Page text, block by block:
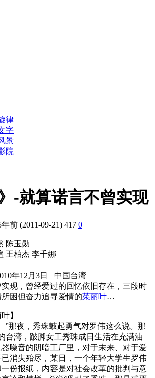
律
字
景
院
-就算诺言不曾实现
年前 (2011-09-21) 417 0
陈玉勋
王柏杰 李千娜
年12月3日 中国台湾
现，曾经爱过的回忆依旧存在，三段时
困但奋力追寻爱情的茱丽叶…
】
”那夜，秀珠鼓起勇气对罗伟这么说。那
台湾，跛脚女工秀珠成日生活在充满油
噪音的阴暗工厂里，对于未来、对于爱
消失殆尽，某日，一个年轻大学生罗伟
份报纸，内容是对社会改革的批判与意